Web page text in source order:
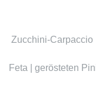
Zucchini-Carpaccio
Feta | gerösteten